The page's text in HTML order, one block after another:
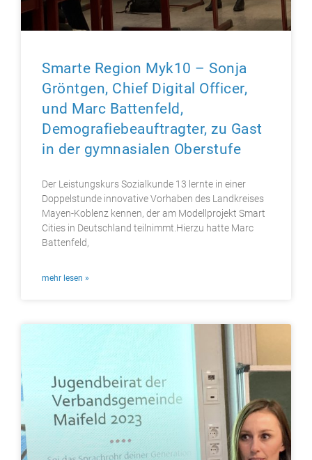
Smarte Region Myk10 – Sonja
Gröntgen, Chief Digital Officer,
und Marc Battenfeld,
Demografiebeauftragter, zu Gast
in der gymnasialen Oberstufe
Der Leistungskurs Sozialkunde 13 lernte in einer
Doppelstunde innovative Vorhaben des Landkreises
Mayen-Koblenz kennen, der am Modellprojekt Smart
Cities in Deutschland teilnimmt.Hierzu hatte Marc
Battenfeld,
mehr lesen »